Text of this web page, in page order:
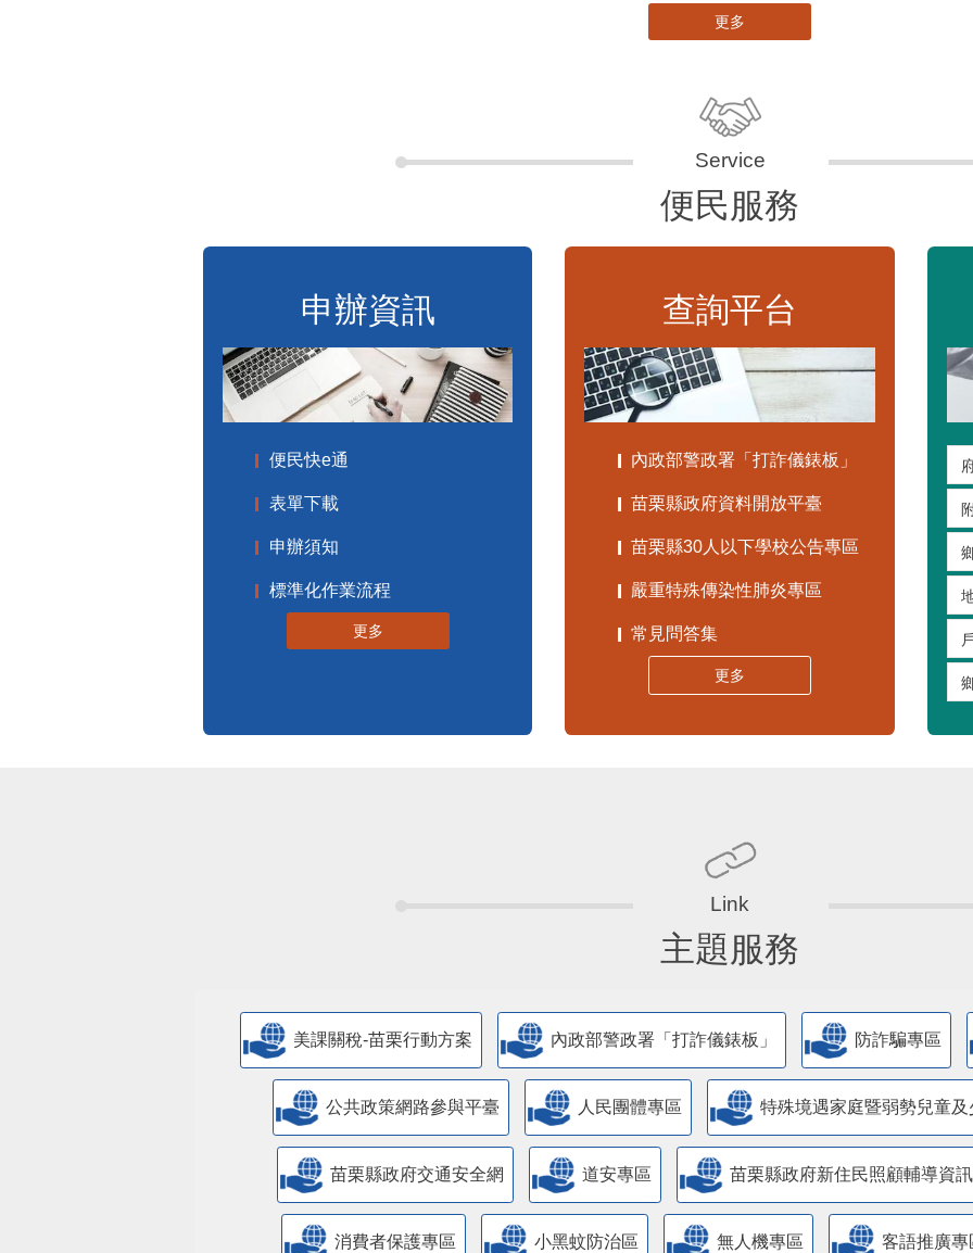
更多
便民服務
申辦資訊
便民快e通
表單下載
申辦須知
標準化作業流程
更多
查詢平台
內政部警政署「打詐儀錶板」
苗栗縣政府資料開放平臺
苗栗縣30人以下學校公告專區
嚴重特殊傳染性肺炎專區
常見問答集
更多
主題服務
美課關稅-苗栗行動方案 內政部警政署「打詐儀錶板」 防詐騙專區
公共政策網路參與平臺 人民團體專區 特殊境遇家庭暨弱勢兒童
苗栗縣政府交通安全網 道安專區 苗栗縣政府新住民照顧輔導資
消費者保護專區 小黑蚊防治區 無人機專區 客語推廣專